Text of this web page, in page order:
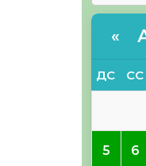
«
ДС СС
5 6